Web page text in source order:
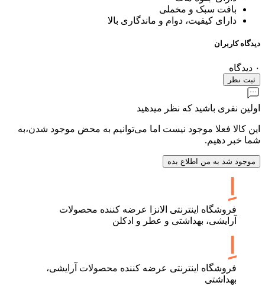
بافت سبک و مخملی
دارای کیفیت، دوام و ماندگاری بالا
دیدگاه کاربران
۰ دیدگاه
ثبت نظر
اولین نفری باشید که نظر میدهید
این کالا فعلا موجود نیست اما می‌توانیم به محض موجود شدن،به
شما خبر دهیم.
موجود شد به من اطلاع بده
فروشگاه اینترنتی الانزا عرضه کننده محصولات
آرایشی، بهداشتی و عطر و ادکلن
فروشگاه اینترنتی عرضه کننده محصولات آرایشی،
بهداشتی